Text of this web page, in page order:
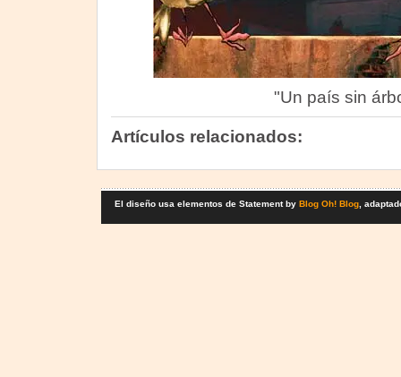
"Un país sin
Artículos relacionados:
El diseño usa elementos de Statement by Blog Oh! Blog,